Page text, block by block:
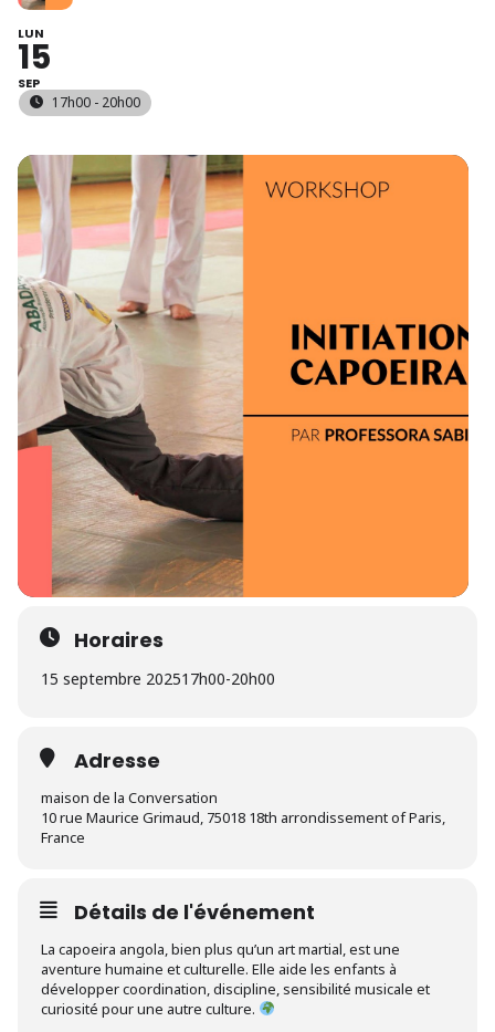
LUN
15
SEP
17h00 - 20h00
Horaires
15 septembre 202517h00-20h00
Adresse
maison de la Conversation
10 rue Maurice Grimaud, 75018 18th arrondissement of Paris,
France
Détails de l'événement
La capoeira angola, bien plus qu’un art martial, est une
aventure humaine et culturelle. Elle aide les enfants à
développer coordination, discipline, sensibilité musicale et
curiosité pour une autre culture.